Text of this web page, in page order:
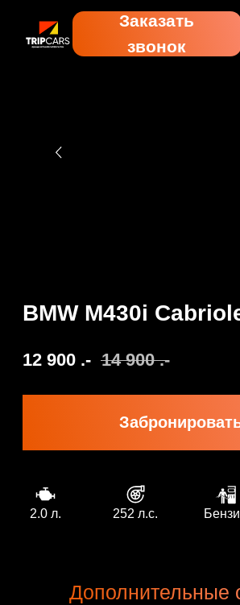
Заказать
Забронировать
2.0 л. 252 л.с.
Дополнительные